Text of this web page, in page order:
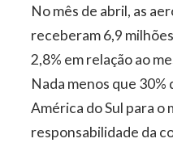
No mês de abril, as
receberam 6,9
2,8% em relação ao
Nada menos que
América do Sul para o
responsabilidade da